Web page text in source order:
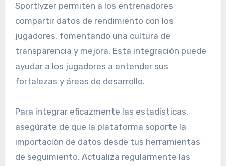
Sportlyzer permiten a los entrenadores
compartir datos de rendimiento con los
jugadores, fomentando una cultura de
transparencia y mejora. Esta integración puede
ayudar a los jugadores a entender sus
fortalezas y áreas de desarrollo.
Para integrar eficazmente las estadísticas,
asegúrate de que la plataforma soporte la
importación de datos desde tus herramientas
de seguimiento. Actualiza regularmente las